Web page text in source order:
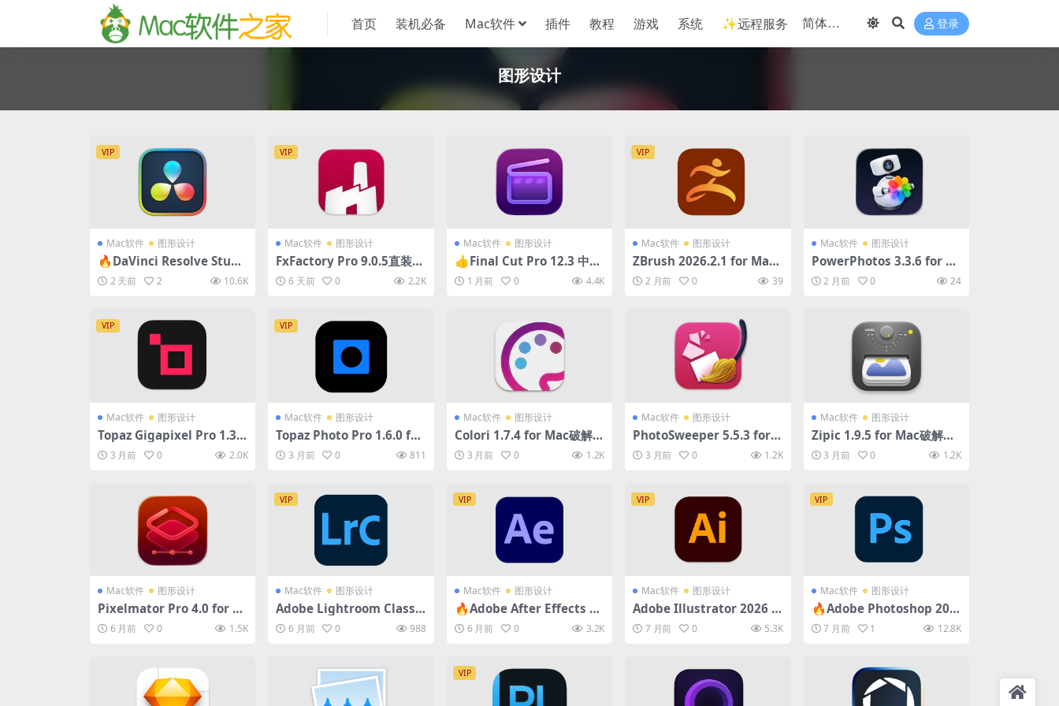
首页 装机必备 Mac软件 插件 教程 游戏 系统 ✨远程服务 登录
图形设计
VIP
Mac软件 图形设计
🔥DaVinci Resolve Studi
o 21.0.4 正式版 for Mac中
文破解版 (达芬奇调色视频剪
2 天前 2 10.6K
VIP
Mac软件 图形设计
FxFactory Pro 9.0.5直装激
活版 FCPX/AE/PR视觉特效
插件包
6 天前 0 2.2K
Mac软件 图形设计
👍Final Cut Pro 12.3 中文
破解版 (Apple官方的剪辑软
件)
1 月前 0 4.4K
VIP
Mac软件 图形设计
ZBrush 2026.2.1 for Mac
破解版 (3D雕刻建模软件)
2 月前 0 39
Mac软件 图形设计
PowerPhotos 3.3.6 for M
ac破解版 (图片管理软件)
2 月前 0 24
VIP
Mac软件 图形设计
Topaz Gigapixel Pro 1.3.0
for Mac破解版 (人工智能图
片放大软件)
3 月前 0 2.0K
VIP
Mac软件 图形设计
Topaz Photo Pro 1.6.0 for
Mac (图片降噪锐化放大软
件)
3 月前 0 811
Mac软件 图形设计
Colori 1.7.4 for Mac破解版
(颜色设计软件)
3 月前 0 1.2K
Mac软件 图形设计
PhotoSweeper 5.5.3 for
Mac破解版 (重复照片清理软
件)
3 月前 0 1.2K
Mac软件 图形设计
Zipic 1.9.5 for Mac破解版
(图像压缩尺寸调整软件)
3 月前 0 1.2K
Mac软件 图形设计
Pixelmator Pro 4.0 for M
ac破解版 (图片处理编辑软
件)
6 月前 0 1.5K
VIP
Mac软件 图形设计
Adobe Lightroom Classic
2026 15.1.1 for Mac破解版
(专业级照片管理编辑软件)
6 月前 0 988
VIP
Mac软件 图形设计
🔥Adobe After Effects 20
26.0.0 for Mac中文破解版
(视频合成及特效制作软件)
6 月前 0 3.2K
VIP
Mac软件 图形设计
Adob​​e Illustrator 2026 3
0.1 for Mac中文破解版 (专
业矢量图形设计软件)
7 月前 0 5.3K
VIP
Mac软件 图形设计
🔥Adobe Photoshop 202
6 27.2 for Mac中文破解版
(强大的图形编辑工具)
7 月前 1 12.8K
VIP